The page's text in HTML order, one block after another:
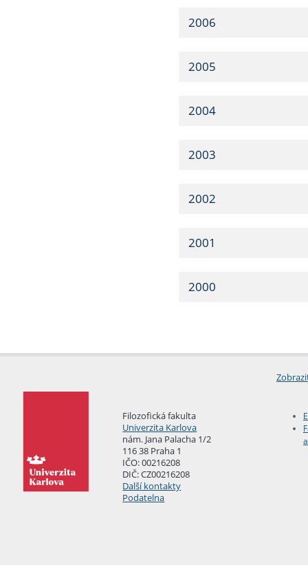
2006
2005
2004
2003
2002
2001
2000
Filozofická fakulta
Univerzita Karlova
nám. Jana Palacha 1/2
116 38 Praha 1
IČO: 00216208
DIČ: CZ00216208
Další kontakty
Podatelna